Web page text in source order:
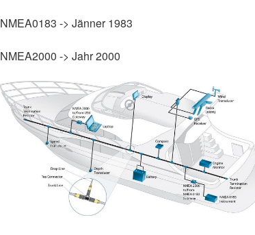
NMEA0183 -> Jänner 1983
NMEA2000 -> Jahr 2000